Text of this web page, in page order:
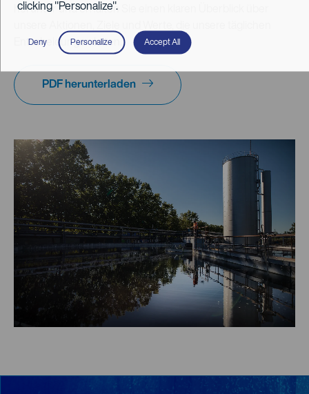
herunter und erhalten Sie einen klaren Überblick über
Entscheidungen leiten.
PDF herunterladen
clicking "Personalize".
Deny Personalize Accept All